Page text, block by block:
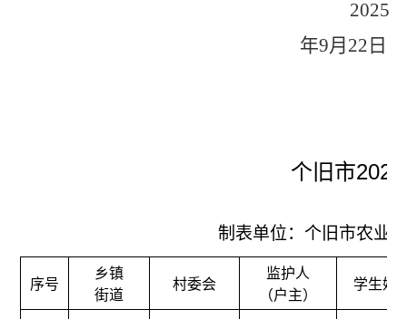
2025
年9月22 日
个旧市
制表单位：个旧市
序号
乡镇
街道
村委会
监护人
（户主）
学生姓